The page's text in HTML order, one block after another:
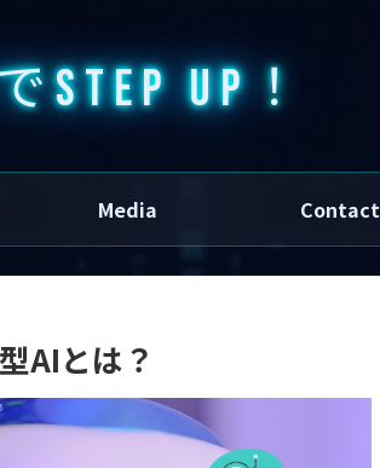
STEP UP！
Media Contact
AIとは？